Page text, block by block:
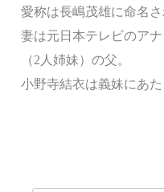
愛称は長嶋茂雄に命名さ
妻は元日本テレビのア
（2人姉妹）の父。
小野寺結衣は義妹にあた